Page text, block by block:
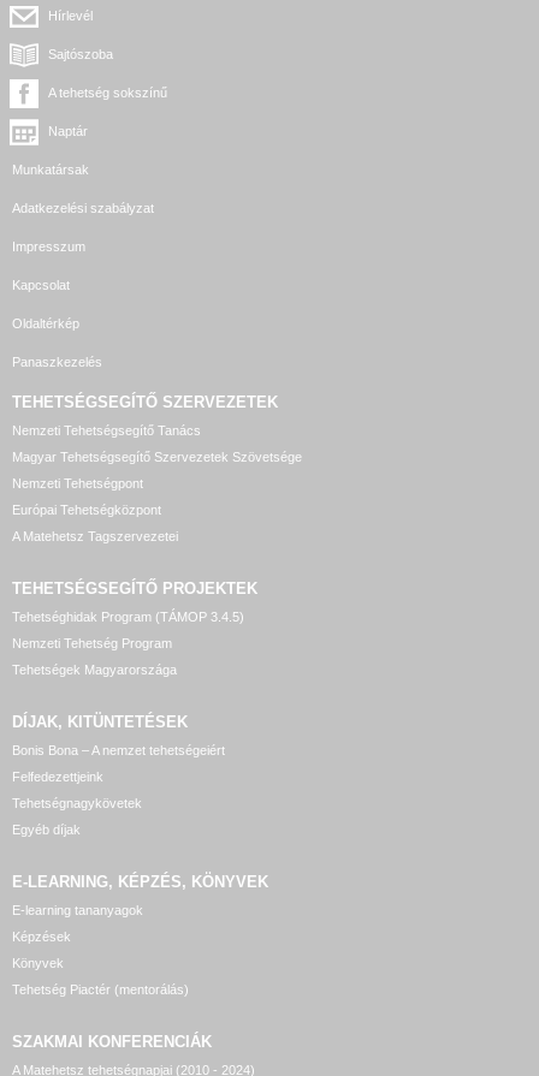
Hírlevél
Sajtószoba
A tehetség sokszínű
Naptár
Munkatársak
Adatkezelési szabályzat
Impresszum
Kapcsolat
Oldaltérkép
Panaszkezelés
TEHETSÉGSEGÍTŐ SZERVEZETEK
Nemzeti Tehetségsegítő Tanács
Magyar Tehetségsegítő Szervezetek Szövetsége
Nemzeti Tehetségpont
Európai Tehetségközpont
A Matehetsz Tagszervezetei
TEHETSÉGSEGÍTŐ PROJEKTEK
Tehetséghidak Program (TÁMOP 3.4.5)
Nemzeti Tehetség Program
Tehetségek Magyarországa
DÍJAK, KITÜNTETÉSEK
Bonis Bona – A nemzet tehetségeiért
Felfedezettjeink
Tehetségnagykövetek
Egyéb díjak
E-LEARNING, KÉPZÉS, KÖNYVEK
E-learning tananyagok
Képzések
Könyvek
Tehetség Piactér (mentorálás)
SZAKMAI KONFERENCIÁK
A Matehetsz tehetségnapjai (2010 - 2024)